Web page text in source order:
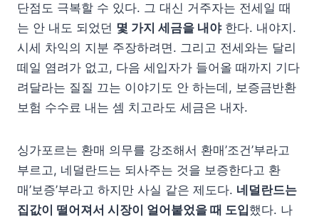
단점도 극복할 수 있다. 그 대신 거주자는 전세일 때
는 안 내도 되었던 몇 가지 세금을 내야한다. 내야지.
시세 차익의 지분 주장하려면. 그리고 전세와는 달리
떼일 염려가 없고, 다음 세입자가 들어올 때까지 기다
려달라는 질질 끄는 이야기도 안 하는데, 보증금반환
보험 수수료 내는 셈 치고라도 세금은 내자.
싱가포르는 환매 의무를 강조해서 환매’조건’부라고
부르고, 네덜란드는 되사주는 것을 보증한다고 환
매’보증’부라고 하지만 사실 같은 제도다. 네덜란드는
집값이 떨어져서 시장이 얼어붙었을 때 도입했다. 나